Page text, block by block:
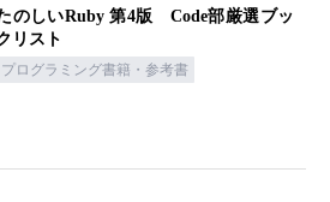
のしいRuby 第4版 Code部厳選ブッ
リスト
プログラミング書籍・参考書